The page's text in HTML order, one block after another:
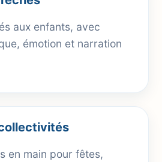
aux enfants, avec
émotion et narration
en main pour fêtes,